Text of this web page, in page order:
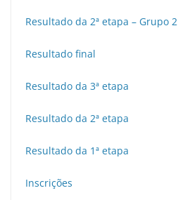
Resultado da 2ª etapa – Grupo 2
Resultado final
Resultado da 3ª etapa
Resultado da 2ª etapa
Resultado da 1ª etapa
Inscrições